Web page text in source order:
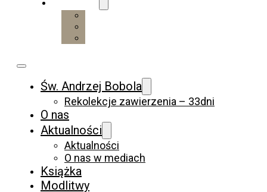
Św. Andrzej Bobola
Rekolekcje zawierzenia – 33dni
O nas
Aktualności
Aktualności
O nas w mediach
Książka
Modlitwy